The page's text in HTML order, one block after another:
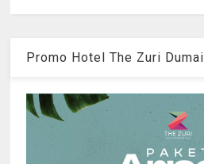
Promo Hotel The Zuri Dumai